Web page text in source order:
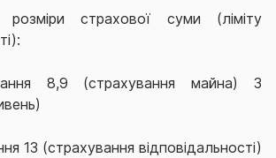
розміри страхової суми (ліміту
8,9 (страхування майна) 3
13 (страхування відповідальності)